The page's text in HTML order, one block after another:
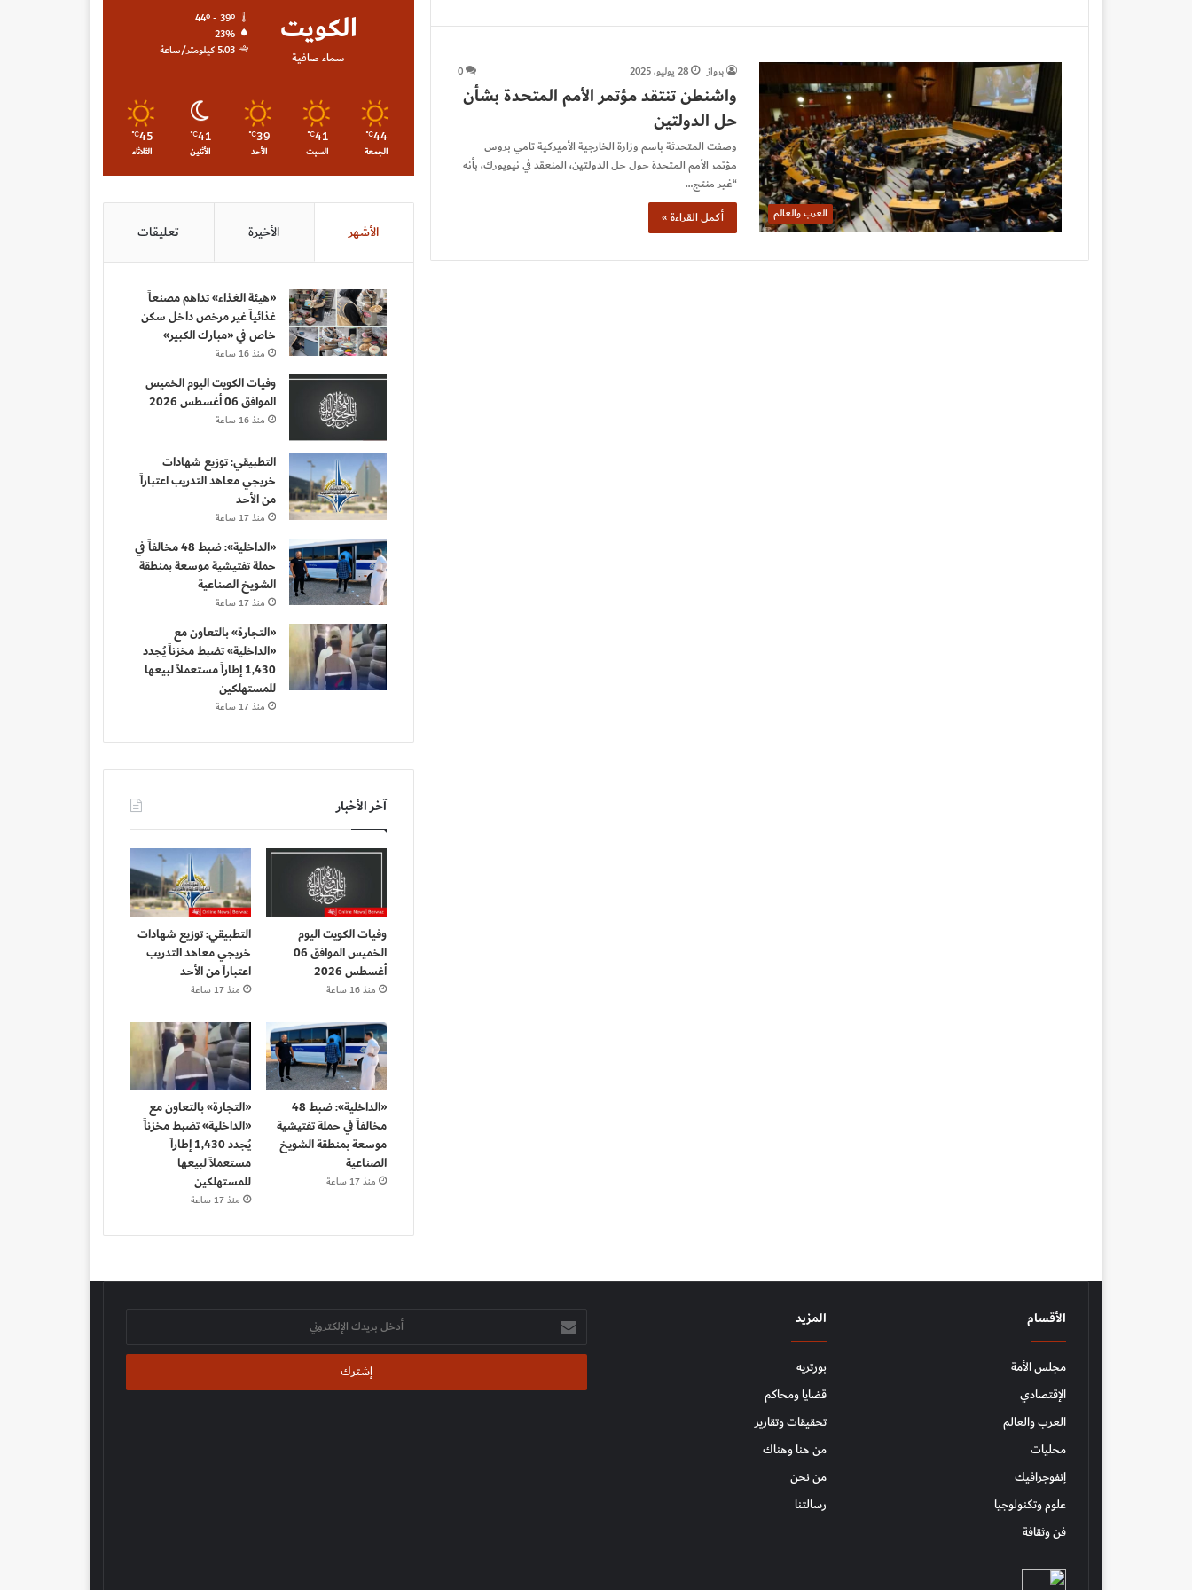
العرب والعالم
برواز 28 يوليو، 2025 0
واشنطن تنتقد مؤتمر الأمم المتحدة بشأن
حل الدولتين
وصفت المتحدثة باسم وزارة الخارجية الأميركية تامي بروس
مؤتمر الأمم المتحدة حول حل الدولتين، المنعقد في نيويورك، بأنه
“غير منتج…
أكمل القراءة »
الكويت
سماء صافية
44º - 39º
23%
5.03 كيلومتر/ساعة
44
℃
الجمعة
41
℃
السبت
39
℃
الأحد
41
℃
الأثنين
45
℃
الثلاثاء
الأشهر الأخيرة تعليقات
«هيئة الغذاء» تداهم مصنعاً
غذائياً غير مرخص داخل سكن
خاص في «مبارك الكبير»
منذ 16 ساعة
وفيات الكويت اليوم الخميس
الموافق 06 أغسطس 2026
منذ 16 ساعة
التطبيقي: توزيع شهادات
خريجي معاهد التدريب اعتباراً
من الأحد
منذ 17 ساعة
«الداخلية»: ضبط 48 مخالفاً في
حملة تفتيشية موسعة بمنطقة
الشويخ الصناعية
منذ 17 ساعة
«التجارة» بالتعاون مع
«الداخلية» تضبط مخزناً يُجدد
1,430 إطاراً مستعملاً لبيعها
للمستهلكين
منذ 17 ساعة
آخر الأخبار
وفيات الكويت اليوم
الخميس الموافق 06
أغسطس 2026
منذ 16 ساعة
التطبيقي: توزيع شهادات
خريجي معاهد التدريب
اعتباراً من الأحد
منذ 17 ساعة
«الداخلية»: ضبط 48
مخالفاً في حملة تفتيشية
موسعة بمنطقة الشويخ
الصناعية
منذ 17 ساعة
«التجارة» بالتعاون مع
«الداخلية» تضبط مخزناً
يُجدد 1,430 إطاراً
مستعملاً لبيعها
للمستهلكين
منذ 17 ساعة
الأقسام
مجلس الأمة
الإقتصادي
العرب والعالم
محليات
إنفوجرافيك
علوم وتكنولوجيا
فن وثقافة
المزيد
بورتريه
قضايا ومحاكم
تحقيقات وتقارير
من هنا وهناك
من نحن
رسالتنا
أدخل
بريدك
الإلكتروني